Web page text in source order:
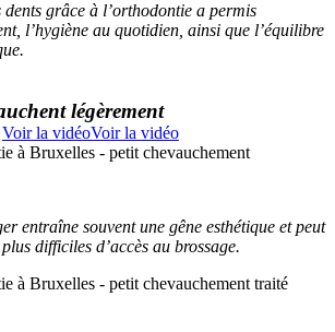
dents grâce à l’orthodontie a permis
l’hygiène au quotidien, ainsi que l’équilibre
légèrement
Voir la vidéoVoir la vidéo
entraîne souvent une gêne esthétique et peut
difficiles d’accès au brossage.